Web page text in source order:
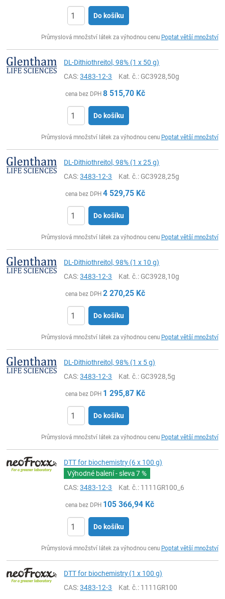
Do košíku
Průmyslová množství látek za výhodnou cenu Poptat větší množství
DL-Dithiothreitol, 98% (1 x 50 g)
CAS:3483-12-3 Kat. č.: GC3928,50g
cena bez DPH 8 515,70 Kč
Do košíku
Průmyslová množství látek za výhodnou cenu Poptat větší množství
DL-Dithiothreitol, 98% (1 x 25 g)
CAS:3483-12-3 Kat. č.: GC3928,25g
cena bez DPH 4 529,75 Kč
Do košíku
Průmyslová množství látek za výhodnou cenu Poptat větší množství
DL-Dithiothreitol, 98% (1 x 10 g)
CAS:3483-12-3 Kat. č.: GC3928,10g
cena bez DPH 2 270,25 Kč
Do košíku
Průmyslová množství látek za výhodnou cenu Poptat větší množství
DL-Dithiothreitol, 98% (1 x 5 g)
CAS:3483-12-3 Kat. č.: GC3928,5g
cena bez DPH 1 295,87 Kč
Do košíku
Průmyslová množství látek za výhodnou cenu Poptat větší množství
DTT for biochemistry (6 x 100 g)
Výhodné balení - sleva7 %
CAS:3483-12-3 Kat. č.: 1111GR100_6
cena bez DPH 105 366,94 Kč
Do košíku
Průmyslová množství látek za výhodnou cenu Poptat větší množství
DTT for biochemistry (1 x 100 g)
CAS:3483-12-3 Kat. č.: 1111GR100